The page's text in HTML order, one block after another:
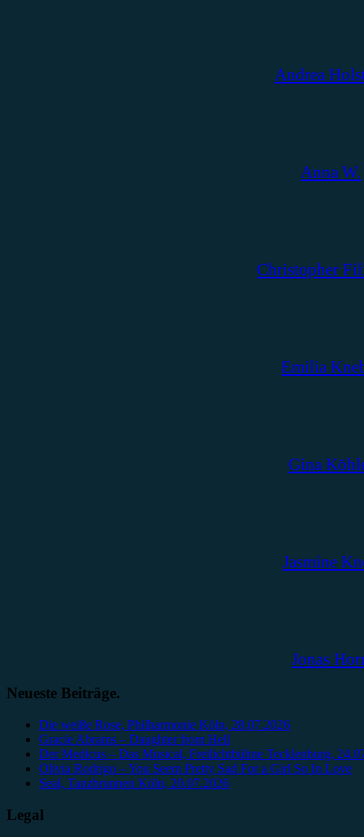
Andrea
Anna W.
Christopher
Emilia
Gina
Jasmine
Jonas
Neueste Beiträge.
Die weiße Rose, Philharmonie Köln, 28.07.2026
Gracie Abrams – Daughter from Hell
Der Medicus – Das Musical, Freilichtbühne Tecklenburg,
Olivia Rodrigo – You Seem Pretty Sad For a Girl So In Love
Seal, Tanzbrunnen Köln, 20.07.2026
Legal